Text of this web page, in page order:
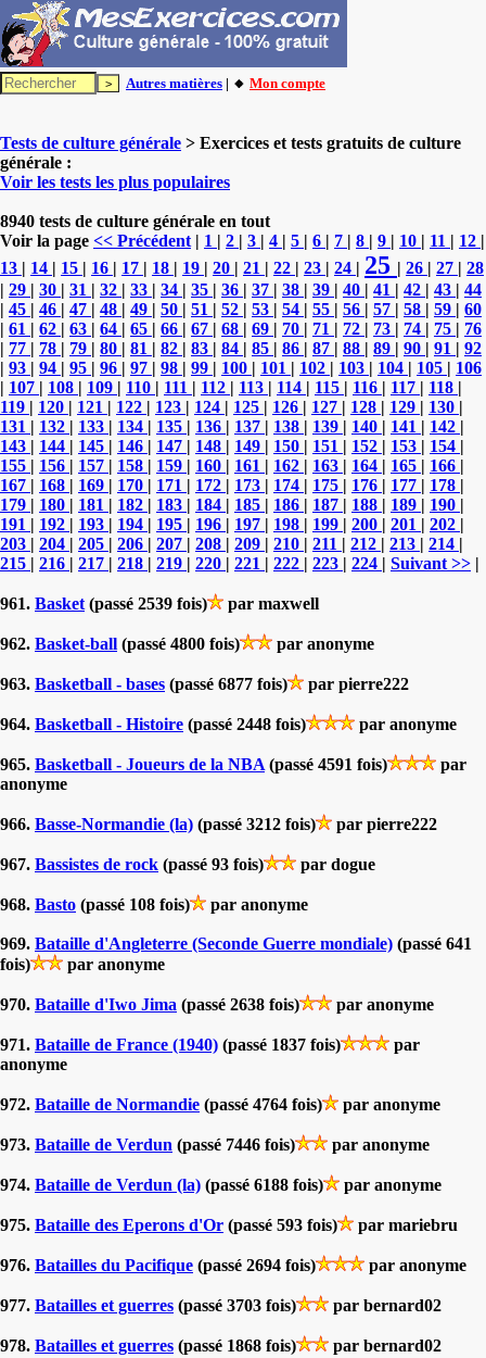
Autres matières | 🔸 Mon compte
Tests de culture générale > Exercices et tests gratuits de culture
générale :
Voir les tests les plus populaires
8940 tests de culture générale en tout
Voir la page << Précédent | 1 | 2 | 3 | 4 | 5 | 6 | 7 | 8 | 9 | 10 | 11 | 12 |
13 | 14 | 15 | 16 | 17 | 18 | 19 | 20 | 21 | 22 | 23 | 24 | 25 | 26 | 27 | 28
| 29 | 30 | 31 | 32 | 33 | 34 | 35 | 36 | 37 | 38 | 39 | 40 | 41 | 42 | 43 | 44
| 45 | 46 | 47 | 48 | 49 | 50 | 51 | 52 | 53 | 54 | 55 | 56 | 57 | 58 | 59 | 60
| 61 | 62 | 63 | 64 | 65 | 66 | 67 | 68 | 69 | 70 | 71 | 72 | 73 | 74 | 75 | 76
| 77 | 78 | 79 | 80 | 81 | 82 | 83 | 84 | 85 | 86 | 87 | 88 | 89 | 90 | 91 | 92
| 93 | 94 | 95 | 96 | 97 | 98 | 99 | 100 | 101 | 102 | 103 | 104 | 105 | 106
| 107 | 108 | 109 | 110 | 111 | 112 | 113 | 114 | 115 | 116 | 117 | 118 |
119 | 120 | 121 | 122 | 123 | 124 | 125 | 126 | 127 | 128 | 129 | 130 |
131 | 132 | 133 | 134 | 135 | 136 | 137 | 138 | 139 | 140 | 141 | 142 |
143 | 144 | 145 | 146 | 147 | 148 | 149 | 150 | 151 | 152 | 153 | 154 |
155 | 156 | 157 | 158 | 159 | 160 | 161 | 162 | 163 | 164 | 165 | 166 |
167 | 168 | 169 | 170 | 171 | 172 | 173 | 174 | 175 | 176 | 177 | 178 |
179 | 180 | 181 | 182 | 183 | 184 | 185 | 186 | 187 | 188 | 189 | 190 |
191 | 192 | 193 | 194 | 195 | 196 | 197 | 198 | 199 | 200 | 201 | 202 |
203 | 204 | 205 | 206 | 207 | 208 | 209 | 210 | 211 | 212 | 213 | 214 |
215 | 216 | 217 | 218 | 219 | 220 | 221 | 222 | 223 | 224 | Suivant >> |
961. Basket (passé 2539 fois) par maxwell
962. Basket-ball (passé 4800 fois) par anonyme
963. Basketball - bases (passé 6877 fois) par pierre222
964. Basketball - Histoire (passé 2448 fois) par anonyme
965. Basketball - Joueurs de la NBA (passé 4591 fois)
par
anonyme
966. Basse-Normandie (la) (passé 3212 fois) par pierre222
967. Bassistes de rock (passé 93 fois) par dogue
968. Basto (passé 108 fois) par anonyme
969. Bataille d'Angleterre (Seconde Guerre mondiale) (passé 641
fois)
par anonyme
970. Bataille d'Iwo Jima (passé 2638 fois) par anonyme
971. Bataille de France (1940) (passé 1837 fois)
par
anonyme
972. Bataille de Normandie (passé 4764 fois) par anonyme
973. Bataille de Verdun (passé 7446 fois) par anonyme
974. Bataille de Verdun (la) (passé 6188 fois) par anonyme
975. Bataille des Eperons d'Or (passé 593 fois) par mariebru
976. Batailles du Pacifique (passé 2694 fois) par anonyme
977. Batailles et guerres (passé 3703 fois) par bernard02
978. Batailles et guerres (passé 1868 fois) par bernard02